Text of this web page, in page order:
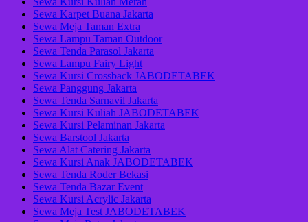
Sewa Karpet Buana Jakarta
Sewa Meja Taman Extra
Sewa Lampu Taman Outdoor
Sewa Tenda Parasol Jakarta
Sewa Lampu Fairy Light
Sewa Kursi Crossback JABODETABEK
Sewa Panggung Jakarta
Sewa Tenda Sarnavil Jakarta
Sewa Kursi Kuliah JABODETABEK
Sewa Kursi Pelaminan Jakarta
Sewa Barstool Jakarta
Sewa Alat Catering Jakarta
Sewa Kursi Anak JABODETABEK
Sewa Tenda Roder Bekasi
Sewa Tenda Bazar Event
Sewa Kursi Acrylic Jakarta
Sewa Meja Test JABODETABEK